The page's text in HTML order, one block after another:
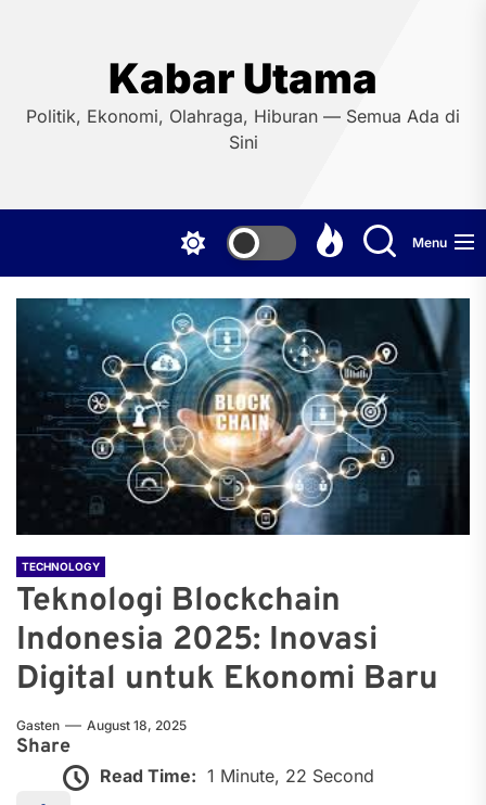
Kabar Utama
Politik, Ekonomi, Olahraga, Hiburan — Semua Ada di
Sini
Menu
TECHNOLOGY
Teknologi Blockchain
Indonesia 2025: Inovasi
Digital untuk Ekonomi Baru
Gasten August 18, 2025
Share
Read Time: 1 Minute, 22 Second